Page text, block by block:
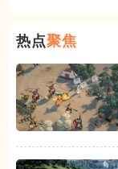
热点聚焦